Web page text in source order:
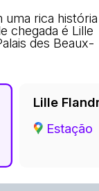
uma rica história
chegada é Lille
des Beaux-
Lille
Estação